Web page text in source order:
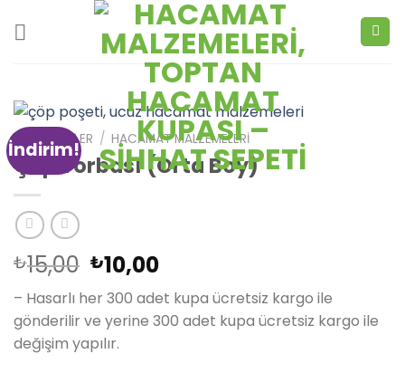
İndirim!
TÜM ÜRÜNLER / HACAMAT MALZEMELERI
Çöp Torbası (Orta Boy)
₺15,00 ₺10,00
– Hasarlı her 300 adet kupa ücretsiz kargo ile
gönderilir ve yerine 300 adet kupa ücretsiz kargo ile
değişim yapılır.